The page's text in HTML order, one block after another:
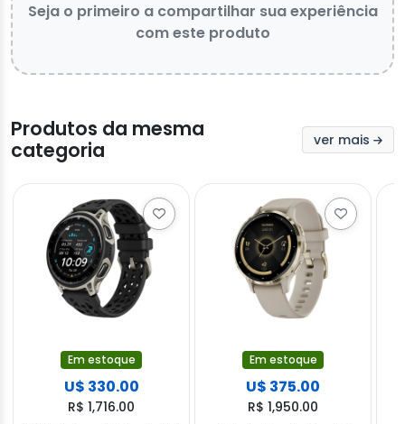
Seja o primeiro a compartilhar sua experiência
com este produto
Produtos da mesma
categoria
ver mais
Em estoque
U$ 330.00
R$ 1,716.00
Em estoque
U$ 375.00
R$ 1,950.00